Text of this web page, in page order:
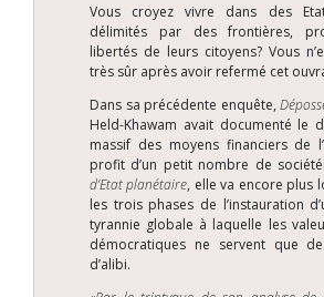
Vous croyez vivre dans des
délimités par des frontières,
libertés de leurs citoyens? Vous
très sûr après avoir refermé cet
Dans sa précédente enquête,
Held-Khawam avait documenté le
massif des moyens financiers de
profit d’un petit nombre de
d’Etat planétaire, elle va encore plus
les trois phases de l’instauration
tyrannie globale à laquelle les
démocratiques ne servent que
d’alibi.